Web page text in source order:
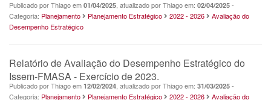
Publicado por Thiago em 01/04/2025 , atualizado por Thiago em: 02/04/2025 -
Categoria: Planejamento Planejamento Estratégico 2022 - 2026
Avaliação do
Desempenho Estratégico
Relatório de Avaliação do Desempenho Estratégico do
Issem-FMASA - Exercício de 2023.
Publicado por Thiago em 12/02/2024 , atualizado por Thiago em: 31/03/2025 -
Categoria: Planejamento Planejamento Estratégico 2022 - 2026
Avaliação do